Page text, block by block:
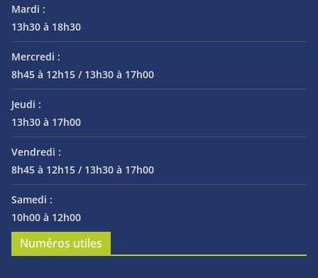
Mardi :
13h30 à 18h30
Mercredi :
8h45 à 12h15 / 13h30 à 17h00
Jeudi :
13h30 à 17h00
Vendredi :
8h45 à 12h15 / 13h30 à 17h00
Samedi :
10h00 à 12h00
Numéros utiles